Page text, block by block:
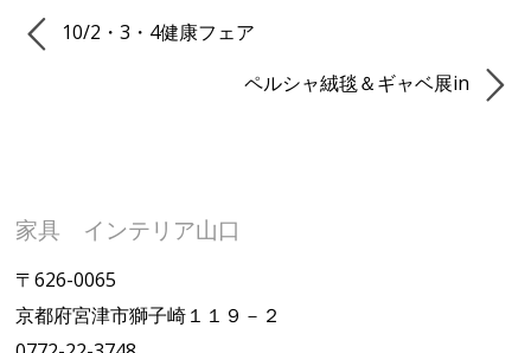
10/2・3・4健康フェア
ペルシャ絨毯＆ギャベ展in
家具 インテリア山口
〒626-0065
京都府宮津市獅子崎１１９－２